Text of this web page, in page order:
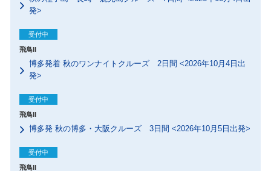
発>
飛鳥II
受付中
博多発着 秋のワンナイトクルーズ 2日間 <2026年10月4日出
発>
飛鳥II
受付中
博多発 秋の博多・大阪クルーズ 3日間 <2026年10月5日出発>
飛鳥II
受付中